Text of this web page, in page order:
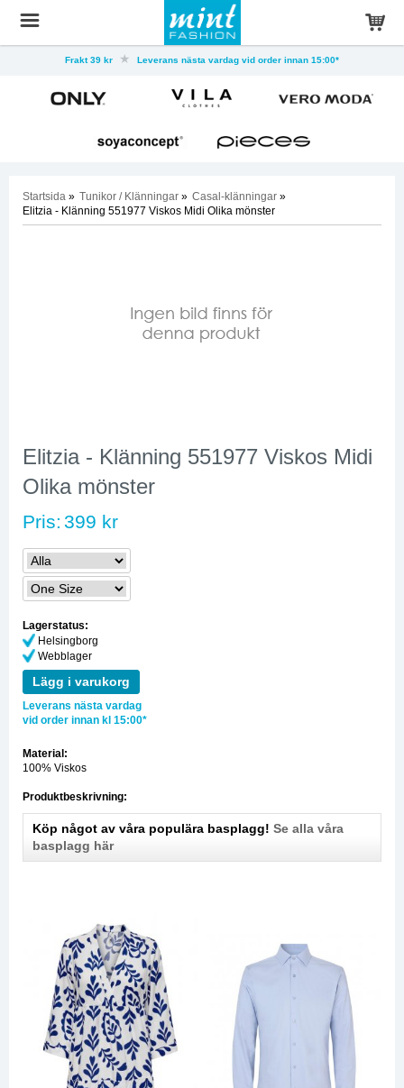
Frakt 39 kr Leverans nästa vardag vid order innan 15:00*
Startsida » Tunikor / Klänningar » Casal-klänningar »
Elitzia - Klänning 551977 Viskos Midi Olika mönster
Elitzia - Klänning 551977 Viskos Midi
Olika mönster
Pris: 399 kr
Lagerstatus:
Helsingborg
Webblager
Lägg i varukorg
Leverans nästa vardag
vid order innan kl 15:00*
Material:
100% Viskos
Produktbeskrivning:
Köp något av våra populära basplagg! Se alla våra
basplagg här